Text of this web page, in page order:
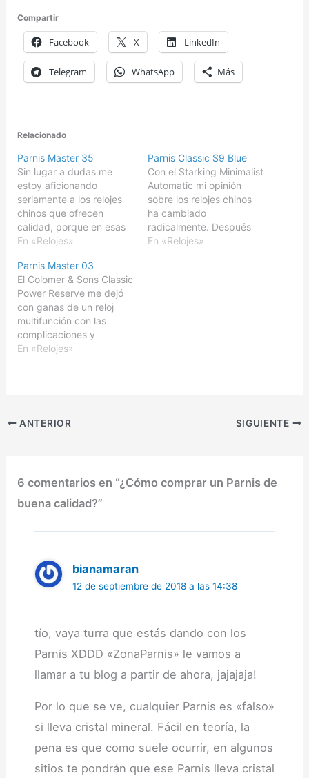
Compartir
Facebook X LinkedIn
Telegram WhatsApp Más
Relacionado
Parnis Master 35
Sin lugar a dudas me
estoy aficionando
seriamente a los relojes
chinos que ofrecen
calidad, porque en esas
condiciones, lo hacen a
último fue el Parnis
Classic S9, que había
seguido al Starking AM-
1084, y en esta entrega
de hoy, repetimos con
Parnis. Me estoy
refiriendo al…
En «Relojes»
Parnis Classic S9 Blue
Con el Starking Minimalist
Automatic mi opinión
sobre los relojes chinos
ha cambiado
radicalmente. Después
de las más que buenas
En «Relojes»
Parnis Master 03
El Colomer & Sons Classic
Power Reserve me dejó
con ganas de un reloj
multifunción con las
complicaciones y
prestaciones que ofrece
ofreciendo mucha
En «Relojes»
ANTERIOR SIGUIENTE
6 comentarios en “¿Cómo comprar un Parnis de
buena calidad?”
bianamaran
12 de septiembre de 2018 a las 14:38
tío, vaya turra que estás dando con los
Parnis XDDD «ZonaParnis» le vamos a
llamar a tu blog a partir de ahora, jajajaja!
Por lo que se ve, cualquier Parnis es «falso»
si lleva cristal mineral. Fácil en teoría, la
pena es que como suele ocurrir, en algunos
sitios te pondrán que ese Parnis lleva cristal